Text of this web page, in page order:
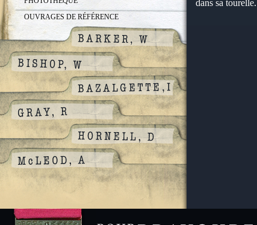
OUVRAGES DE RÉFÉRENCE
dans sa tourelle.